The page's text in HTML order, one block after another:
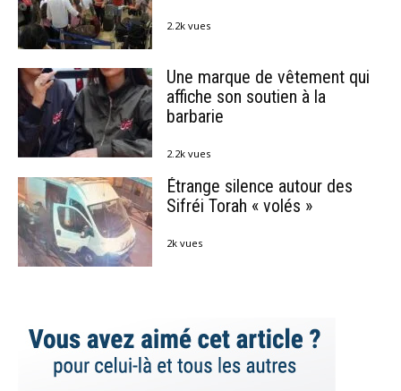
2.2k vues
Une marque de vêtement qui
affiche son soutien à la
barbarie
2.2k vues
Étrange silence autour des
Sifréi Torah « volés »
2k vues